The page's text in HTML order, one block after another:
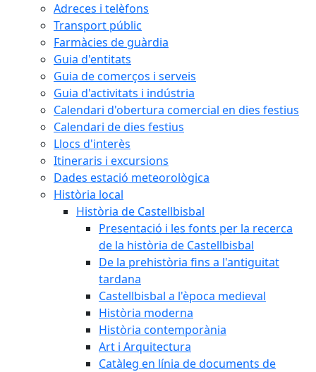
Adreces i telèfons
Transport públic
Farmàcies de guàrdia
Guia d'entitats
Guia de comerços i serveis
Guia d'activitats i indústria
Calendari d'obertura comercial en dies festius
Calendari de dies festius
Llocs d'interès
Itineraris i excursions
Dades estació meteorològica
Història local
Història de Castellbisbal
Presentació i les fonts per la recerca
de la història de Castellbisbal
De la prehistòria fins a l'antiguitat
tardana
Castellbisbal a l'època medieval
Història moderna
Història contemporània
Art i Arquitectura
Catàleg en línia de documents de